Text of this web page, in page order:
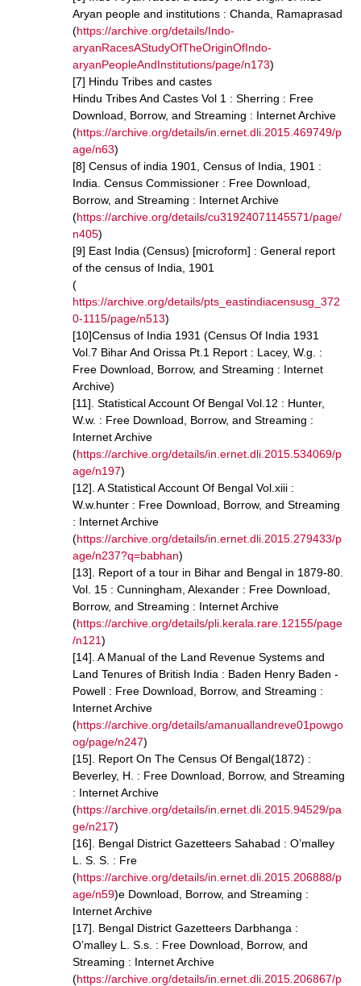
Aryan people and institutions : Chanda, Ramaprasad
(https://archive.org/details/Indo-
aryanRacesAStudyOfTheOriginOfIndo-
aryanPeopleAndInstitutions/page/n173)
[7] Hindu Tribes and castes
Hindu Tribes And Castes Vol 1 : Sherring : Free
Download, Borrow, and Streaming : Internet Archive
(https://archive.org/details/in.ernet.dli.2015.469749/p
age/n63)
[8] Census of india 1901, Census of India, 1901 :
India. Census Commissioner : Free Download,
Borrow, and Streaming : Internet Archive
(https://archive.org/details/cu31924071145571/page/
n405)
[9] East India (Census) [microform] : General report
of the census of India, 1901
(
https://archive.org/details/pts_eastindiacensusg_372
0-1115/page/n513)
[10]Census of India 1931 (Census Of India 1931
Vol.7 Bihar And Orissa Pt.1 Report : Lacey, W.g. :
Free Download, Borrow, and Streaming : Internet
Archive)
[11]. Statistical Account Of Bengal Vol.12 : Hunter,
W.w. : Free Download, Borrow, and Streaming :
Internet Archive
(https://archive.org/details/in.ernet.dli.2015.534069/p
age/n197)
[12]. A Statistical Account Of Bengal Vol.xiii :
W.w.hunter : Free Download, Borrow, and Streaming
: Internet Archive
(https://archive.org/details/in.ernet.dli.2015.279433/p
age/n237?q=babhan)
[13]. Report of a tour in Bihar and Bengal in 1879-80.
Vol. 15 : Cunningham, Alexander : Free Download,
Borrow, and Streaming : Internet Archive
(https://archive.org/details/pli.kerala.rare.12155/page
/n121)
[14]. A Manual of the Land Revenue Systems and
Land Tenures of British India : Baden Henry Baden -
Powell : Free Download, Borrow, and Streaming :
Internet Archive
(https://archive.org/details/amanuallandreve01powgo
og/page/n247)
[15]. Report On The Census Of Bengal(1872) :
Beverley, H. : Free Download, Borrow, and Streaming
: Internet Archive
(https://archive.org/details/in.ernet.dli.2015.94529/pa
ge/n217)
[16]. Bengal District Gazetteers Sahabad : O’malley
L. S. S. : Fre
(https://archive.org/details/in.ernet.dli.2015.206888/p
age/n59)e Download, Borrow, and Streaming :
Internet Archive
[17]. Bengal District Gazetteers Darbhanga :
O’malley L. S.s. : Free Download, Borrow, and
Streaming : Internet Archive
(https://archive.org/details/in.ernet.dli.2015.206867/p